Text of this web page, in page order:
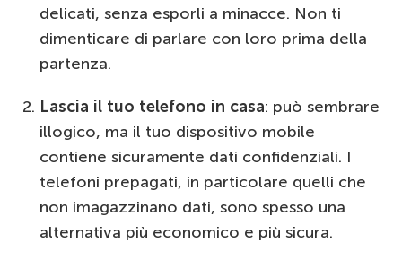
delicati, senza esporli a minacce. Non ti
dimenticare di parlare con loro prima della
partenza.
Lascia il tuo telefono in casa: può sembrare
illogico, ma il tuo dispositivo mobile
contiene sicuramente dati confidenziali. I
telefoni prepagati, in particolare quelli che
non imagazzinano dati, sono spesso una
alternativa più economico e più sicura.